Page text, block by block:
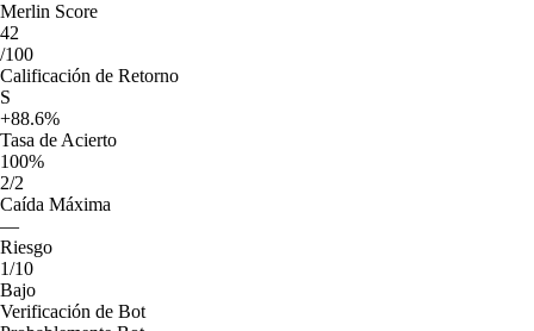
Merlin Score
42
/100
Calificación de Retorno
S
+88.6%
Tasa de Acierto
100%
2/2
Caída Máxima
—
Riesgo
1/10
Bajo
Verificación de Bot